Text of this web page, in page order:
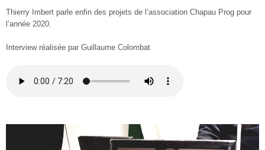
Thierry Imbert parle enfin des projets de l’association Chapau Prog pour
l’année 2020.
Interview réalisée par Guillaume Colombat